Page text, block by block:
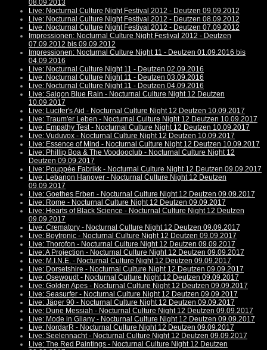
08.09.2013
Live: Nocturnal Culture Night Festival 2012 - Deutzen 09.09.2012
Live: Nocturnal Culture Night Festival 2012 - Deutzen 08.09.2012
Live: Nocturnal Culture Night Festival 2012 - Deutzen 07.09.2012
Impressionen: Nocturnal Culture Night Festival 2012 - Deutzen
07.09.2012 bis 09.09.2012
Impressionen: Nocturnal Culture Night 11 - Deutzen 01.09.2016 bis
04.09.2016
Live: Nocturnal Culture Night 11 - Deutzen 02.09.2016
Live: Nocturnal Culture Night 11 - Deutzen 03.09.2016
Live: Nocturnal Culture Night 11 - Deutzen 04.09.2016
Live: Saigon Blue Rain - Nocturnal Culture Night 12 Deutzen
10.09.2017
Live: Lucifer's Aid - Nocturnal Culture Night 12 Deutzen 10.09.2017
Live: Traum'er Leben - Nocturnal Culture Night 12 Deutzen 10.09.2017
Live: Empathy Test - Nocturnal Culture Night 12 Deutzen 10.09.2017
Live: Vuduvox - Nocturnal Culture Night 12 Deutzen 10.09.2017
Live: Essence of Mind - Nocturnal Culture Night 12 Deutzen 10.09.2017
Live: Phillip Boa & The Voodooclub - Nocturnal Culture Night 12
Deutzen 09.09.2017
Live: Pouppée Fabrikk - Nocturnal Culture Night 12 Deutzen 09.09.2017
Live: Lebanon Hanover - Nocturnal Culture Night 12 Deutzen
09.09.2017
Live: Goethes Erben - Nocturnal Culture Night 12 Deutzen 09.09.2017
Live: Rome - Nocturnal Culture Night 12 Deutzen 09.09.2017
Live: Hearts of Black Science - Nocturnal Culture Night 12 Deutzen
09.09.2017
Live: Crematory - Nocturnal Culture Night 12 Deutzen 09.09.2017
Live: Boytronic - Nocturnal Culture Night 12 Deutzen 09.09.2017
Live: Thorofon - Nocturnal Culture Night 12 Deutzen 09.09.2017
Live: A Projection - Nocturnal Culture Night 12 Deutzen 09.09.2017
Live: M.I.N.E. - Nocturnal Culture Night 12 Deutzen 09.09.2017
Live: Dorsetshire - Nocturnal Culture Night 12 Deutzen 09.09.2017
Live: Osewoudt - Nocturnal Culture Night 12 Deutzen 09.09.2017
Live: Golden Apes - Nocturnal Culture Night 12 Deutzen 09.09.2017
Live: Seasurfer - Nocturnal Culture Night 12 Deutzen 09.09.2017
Live: Jäger 90 - Nocturnal Culture Night 12 Deutzen 09.09.2017
Live: Dune Messiah - Nocturnal Culture Night 12 Deutzen 09.09.2017
Live: Mode in Gliany - Nocturnal Culture Night 12 Deutzen 09.09.2017
Live: NordarR - Nocturnal Culture Night 12 Deutzen 09.09.2017
Live: Seelennacht - Nocturnal Culture Night 12 Deutzen 09.09.2017
Live: The Red Paintings - Nocturnal Culture Night 12 Deutzen